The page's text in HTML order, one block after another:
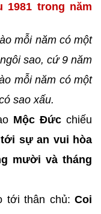
1981 trong năm
mỗi năm có một
sao, cứ 9 năm
mỗi năm có một
sao xấu.
Mộc Đức chiếu
sự an vui hòa
mười và tháng
tới thân chủ: Coi